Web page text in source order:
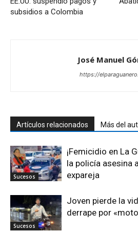
subsidios a Colombia
José Manuel
https://
Artículos relacionados Más del
Sucesos
¡Femicidio en La
la policía asesina
expareja
Sucesos
Joven pierde la
derrape por